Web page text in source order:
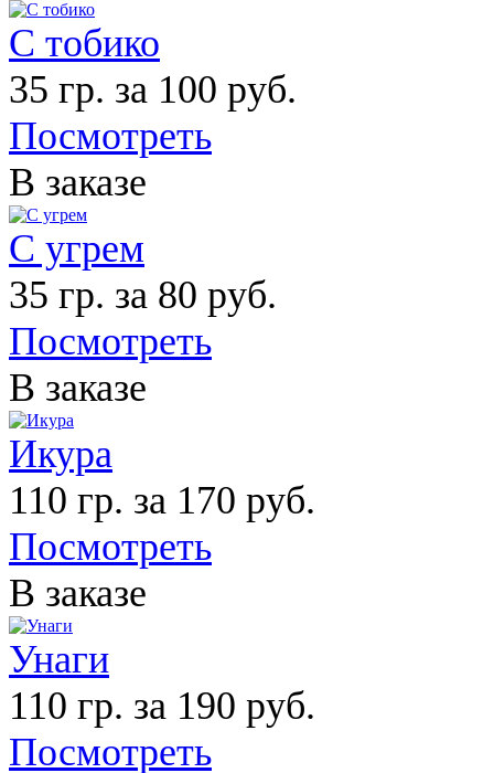
С тобико
35 гр. за 100 руб.
Посмотреть
В заказе
С угрем
35 гр. за 80 руб.
Посмотреть
В заказе
Икура
110 гр. за 170 руб.
Посмотреть
В заказе
Унаги
110 гр. за 190 руб.
Посмотреть